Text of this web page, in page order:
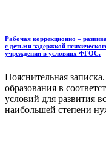
Рабочая коррекционно –
с детьми задержкой
учреждении в условиях ФГОС.
Пояснительная
образования в
условий для развития
наибольшей степени